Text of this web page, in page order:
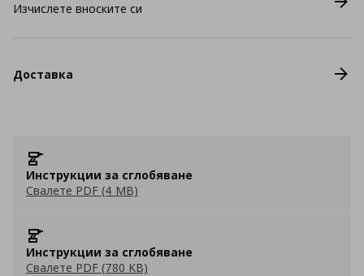
Изчислете вноските си
Доставка
Инструкции за сглобяване
Свалете PDF (4 MB)
Инструкции за сглобяване
Свалете PDF (780 KB)